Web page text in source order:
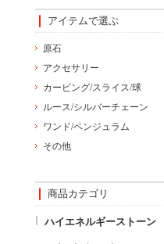
アイテムで選ぶ
原石
アクセサリー
カービング/スライス/球
ルース/シルバーチェーン
ワンド/ペンジュラム
その他
商品カテゴリ
ハイエネルギーストーン